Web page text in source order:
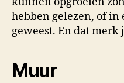
hebben gelezen, of in
geweest. En dat merk
Muur